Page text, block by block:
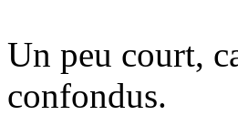
Un peu court,
confondus.